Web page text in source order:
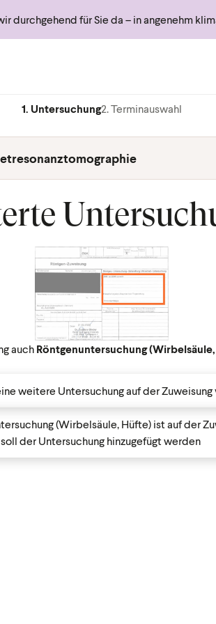
durchgehend für Sie da – in angenehm
1. Untersuchung2. Terminauswahl
auch Röntgenuntersuchung
weitere Untersuchung auf der
(Wirbelsäule, Hüfte) ist auf der
der Untersuchung hinzugefügt werden